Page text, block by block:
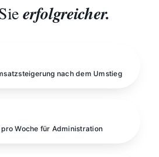
erfolgreicher.
nach dem Umstieg
Woche für Administration